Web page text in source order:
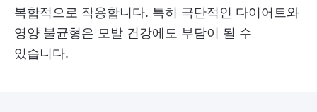
복합적으로 작용합니다. 특히 극단적인 다이어트와
영양 불균형은 모발 건강에도 부담이 될 수
있습니다.